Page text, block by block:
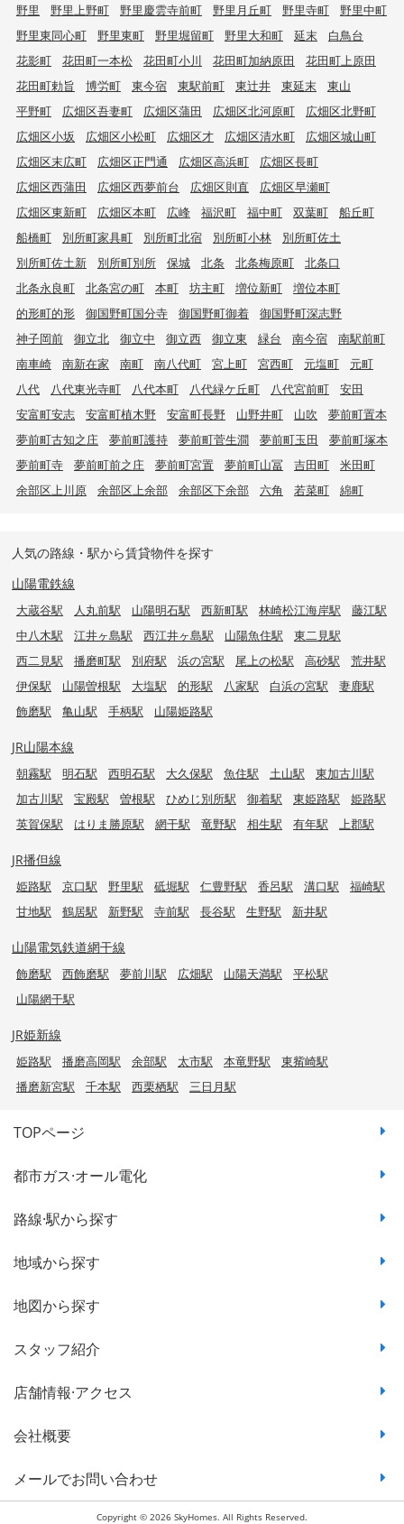
野里
野里上野町 野里慶雲寺前町 野里月丘町 野里寺町
野里中町
野里東同心町
野里東町 野里堀留町 野里大和町 延末
白鳥台
花影町
花田町一本松 花田町小川 花田町加納原田
花田町上原田
花田町勅旨
博労町 東今宿 東駅前町 東辻井 東延末
東山
平野町
広畑区吾妻町 広畑区蒲田 広畑区北河原町
広畑区北野町
広畑区小坂
広畑区小松町 広畑区才 広畑区清水町
広畑区城山町
広畑区末広町
広畑区正門通 広畑区高浜町
広畑区長町
広畑区西蒲田
広畑区西夢前台 広畑区則直
広畑区早瀬町
広畑区東新町
広畑区本町 広峰 福沢町 福中町 双葉町
船丘町
船橋町
別所町家具町 別所町北宿 別所町小林
別所町佐土
別所町佐土新
別所町別所 保城 北条 北条梅原町
北条口
北条永良町
北条宮の町 本町 坊主町 増位新町
増位本町
的形町的形
御国野町国分寺 御国野町御着
御国野町深志野
神子岡前
御立北 御立中 御立西 御立東 緑台 南今宿
南駅前町
南車崎
南新在家 南町 南八代町 宮上町 宮西町 元塩町
元町
八代
八代東光寺町 八代本町 八代緑ケ丘町 八代宮前町
安田
安富町安志
安富町植木野 安富町長野 山野井町 山吹
夢前町置本
夢前町古知之庄
夢前町護持 夢前町菅生澗 夢前町玉田
夢前町塚本
夢前町寺
夢前町前之庄 夢前町宮置 夢前町山冨 吉田町
米田町
余部区上川原
余部区上余部 余部区下余部 六角 若菜町 綿町
人気の路線・駅から賃貸物件を探す
山陽電鉄線
大蔵谷駅 人丸前駅 山陽明石駅 西新町駅 林崎松江海岸駅
藤江駅
中八木駅
江井ヶ島駅 西江井ヶ島駅 山陽魚住駅
東二見駅
西二見駅
播磨町駅 別府駅 浜の宮駅 尾上の松駅 高砂駅
荒井駅
伊保駅
山陽曽根駅 大塩駅 的形駅 八家駅 白浜の宮駅
妻鹿駅
飾磨駅
亀山駅 手柄駅 山陽姫路駅
JR山陽本線
朝霧駅 明石駅 西明石駅 大久保駅 魚住駅 土山駅
東加古川駅
加古川駅
宝殿駅 曽根駅 ひめじ別所駅 御着駅 東姫路駅
姫路駅
英賀保駅
はりま勝原駅 網干駅 竜野駅 相生駅 有年駅 上郡駅
JR播但線
姫路駅 京口駅 野里駅 砥堀駅 仁豊野駅 香呂駅 溝口駅
福崎駅
甘地駅
鶴居駅 新野駅 寺前駅 長谷駅 生野駅 新井駅
山陽電気鉄道網干線
飾磨駅 西飾磨駅 夢前川駅 広畑駅 山陽天満駅
平松駅
山陽網干駅
JR姫新線
姫路駅 播磨高岡駅 余部駅 太市駅 本竜野駅
東觜崎駅
播磨新宮駅
千本駅 西栗栖駅 三日月駅
TOPページ
都市ガス·オール電化
路線·駅から探す
地域から探す
地図から探す
スタッフ紹介
店舗情報·アクセス
会社概要
メールでお問い合わせ
Copyright © 2026 SkyHomes. All Rights Reserved.